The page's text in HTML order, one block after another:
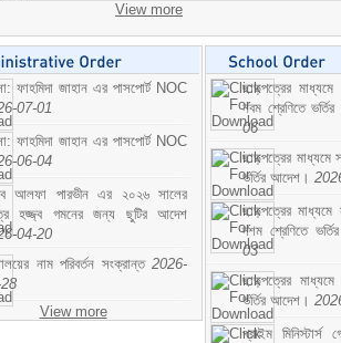
View more
ফাহমিদা জাহান এর পাসপোর্ট NOC
07-01
ফাহমিদা জাহান এর পাসপোর্ট NOC
06-04
আলফা পারভীন এর ২০২৬ সালের
হজ্জ্ব গমনের জন্য ছুটির আদেশ
04-20
নাম পরিবর্তন সংক্রান্ত 2026-
View more
ছাড়পত্রের
নবম শ্রেণিতে
06
ছাড়পত্রের মাধ্যমে
ভর্তির আদেশ।
ছাড়পত্রের
দশম শ্রেণিতে
03
ছাড়পত্রের
ভর্তির আদেশ।
প্রাইম মিনিস্টার্স